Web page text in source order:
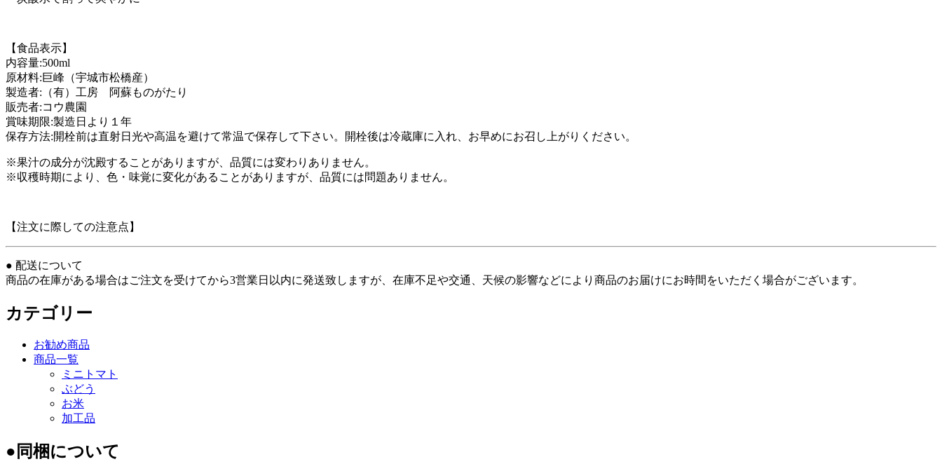
【食品表示】
内容量:500ml
原材料:巨峰（宇城市松橋産）
製造者:（有）工房 阿蘇ものがたり
販売者:コウ農園
賞味期限:製造日より１年
保存方法:開栓前は直射日光や高温を避けて常温で保存して下さい。開栓後は冷蔵庫に入れ、お早めにお召し上がりください。
※果汁の成分が沈殿することがありますが、品質には変わりありません。
※収穫時期により、色・味覚に変化があることがありますが、品質には問題ありません。
【注文に際しての注意点】
● 配送について
商品の在庫がある場合はご注文を受けてから3営業日以内に発送致しますが、在庫不足や交通、天候の影響などにより商品のお届けにお時間をいただく場合がございます。
カテゴリー
お勧め商品
商品一覧
ミニトマト
ぶどう
お米
加工品
●同梱について